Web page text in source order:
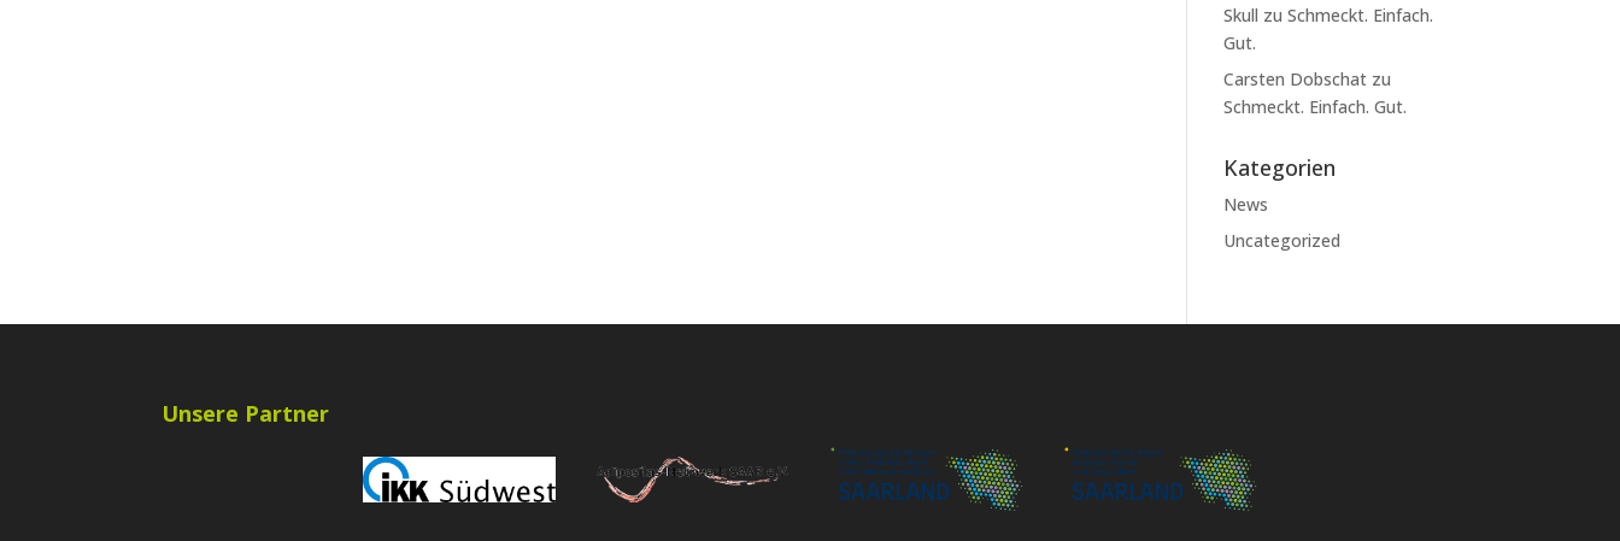
Skull zuSchmeckt. Einfach.
Gut.
Carsten Dobschat zu
Schmeckt. Einfach. Gut.
Kategorien
News
Uncategorized
Unsere Partner